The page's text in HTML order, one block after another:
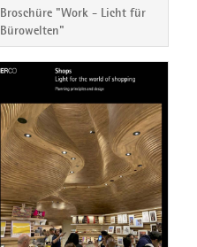
Broschüre "Work - Licht für
Bürowelten"